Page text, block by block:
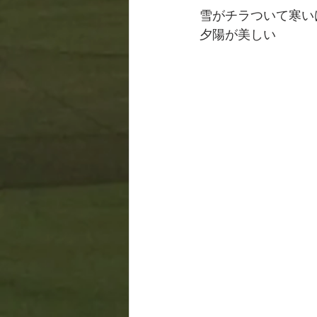
雪がチラついて寒
夕陽が美しい